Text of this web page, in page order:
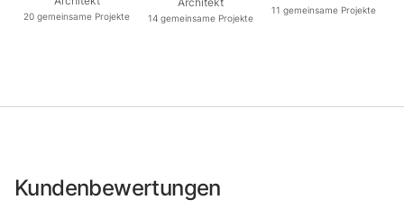
Architecture
20 gemeinsame Projekte
Architekten
14 gemeinsame Projekte
Baustatik
11 gemeinsame Projekte
Kundenbewertungen